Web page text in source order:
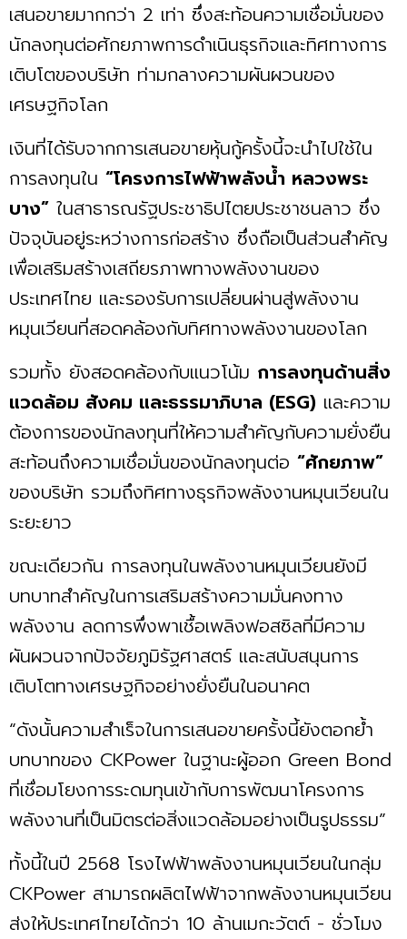
เสนอขายมากกว่า 2 เท่า ซึ่งสะท้อนความเชื่อมั่นของ
นักลงทุนต่อศักยภาพการดำเนินธุรกิจและทิศทางการ
เติบโตของบริษัท ท่ามกลางความผันผวนของ
เศรษฐกิจโลก
เงินที่ได้รับจากการเสนอขายหุ้นกู้ครั้งนี้จะนำไปใช้ใน
การลงทุนใน “โครงการไฟฟ้าพลังน้ำ หลวงพระ
บาง” ในสาธารณรัฐประชาธิปไตยประชาชนลาว ซึ่ง
ปัจจุบันอยู่ระหว่างการก่อสร้าง ซึ่งถือเป็นส่วนสำคัญ
เพื่อเสริมสร้างเสถียรภาพทางพลังงานของ
ประเทศไทย และรองรับการเปลี่ยนผ่านสู่พลังงาน
หมุนเวียนที่สอดคล้องกับทิศทางพลังงานของโลก
รวมทั้ง ยังสอดคล้องกับแนวโน้ม การลงทุนด้านสิ่ง
แวดล้อม สังคม และธรรมาภิบาล (ESG) และความ
ต้องการของนักลงทุนที่ให้ความสำคัญกับความยั่งยืน
สะท้อนถึงความเชื่อมั่นของนักลงทุนต่อ “ศักยภาพ”
ของบริษัท รวมถึงทิศทางธุรกิจพลังงานหมุนเวียนใน
ระยะยาว
ขณะเดียวกัน การลงทุนในพลังงานหมุนเวียนยังมี
บทบาทสำคัญในการเสริมสร้างความมั่นคงทาง
พลังงาน ลดการพึ่งพาเชื้อเพลิงฟอสซิลที่มีความ
ผันผวนจากปัจจัยภูมิรัฐศาสตร์ และสนับสนุนการ
เติบโตทางเศรษฐกิจอย่างยั่งยืนในอนาคต
“ดังนั้นความสำเร็จในการเสนอขายครั้งนี้ยังตอกย้ำ
บทบาทของ CKPower ในฐานะผู้ออก Green Bond
ที่เชื่อมโยงการระดมทุนเข้ากับการพัฒนาโครงการ
พลังงานที่เป็นมิตรต่อสิ่งแวดล้อมอย่างเป็นรูปธรรม”
ทั้งนี้ในปี 2568 โรงไฟฟ้าพลังงานหมุนเวียนในกลุ่ม
CKPower สามารถผลิตไฟฟ้าจากพลังงานหมุนเวียน
ส่งให้ประเทศไทยได้กว่า 10 ล้านเมกะวัตต์ - ชั่วโมง